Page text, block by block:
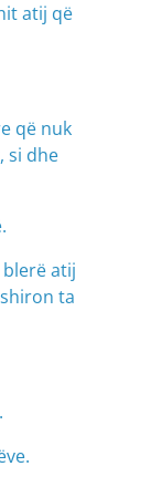
atij që
që nuk
si dhe
atij
ta